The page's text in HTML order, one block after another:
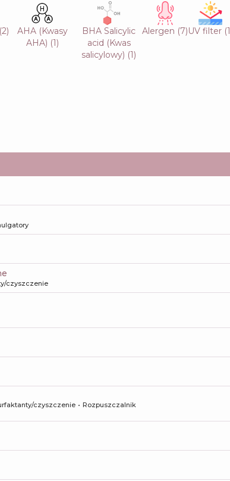
(2)
AHA (Kwasy
AHA) (1)
BHA Salicylic
acid (Kwas
salicylowy) (1)
Alergen (7)UV filter (1
czyszczenie
czyszczenie
Rozpuszczalnik